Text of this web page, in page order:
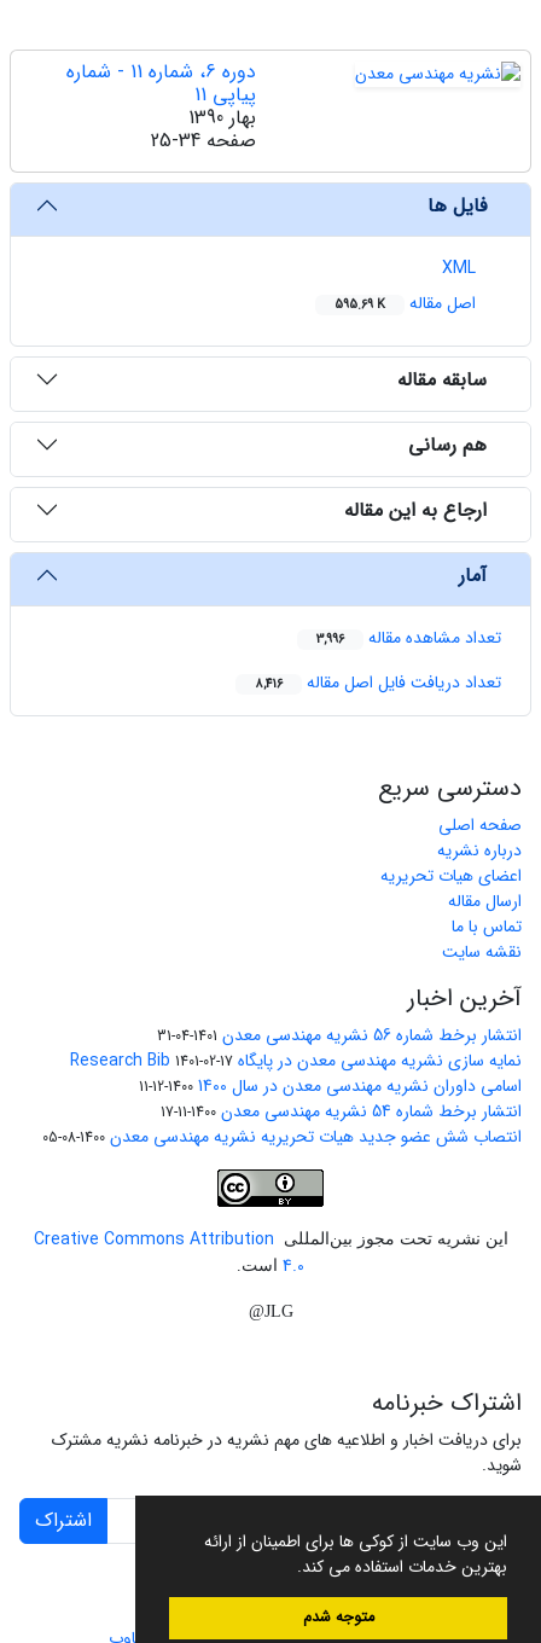
این وب سایت از کوکی ها برای اطمینان از ارائه
بهترین خدمات استفاده می کند.
متوجه شدم
دوره 6، شماره 11 - شماره
پیاپی 11
بهار 1390
صفحه 25-34
فایل ها
XML
اصل مقاله
595.69 K
سابقه مقاله
هم رسانی
ارجاع به این مقاله
آمار
تعداد مشاهده مقاله 3,996
تعداد دریافت فایل اصل مقاله 8,416
دسترسی سریع
صفحه اصلی
درباره نشریه
اعضای هیات تحریریه
ارسال مقاله
تماس با ما
نقشه سایت
آخرین اخبار
انتشار برخط شماره 56 نشریه مهندسی معدن 1401-04-31
نمایه سازی نشریه مهندسی معدن در پایگاه Research Bib 1401-02-17
اسامی داوران نشریه مهندسی معدن در سال 1400 1400-12-11
انتشار برخط شماره 54 نشریه مهندسی معدن 1400-11-17
انتصاب شش عضو جدید هیات تحریریه نشریه مهندسی معدن 1400-08-05
این نشریه تحت مجوز بین‌المللی
Creative Commons Attribution
4.0 است.
JLG@
اشتراک خبرنامه
برای دریافت اخبار و اطلاعیه های مهم نشریه در خبرنامه نشریه مشترک
شوید.
اشتراک